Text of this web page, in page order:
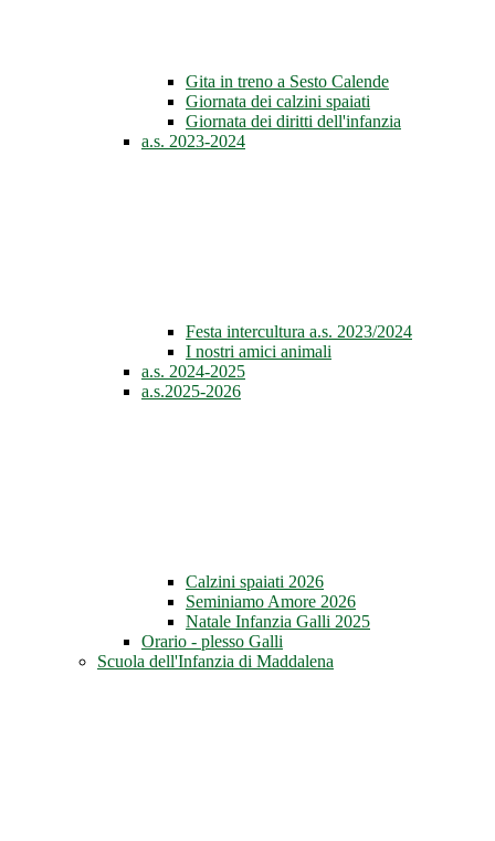
Gita in treno a Sesto Calende
Giornata dei calzini spaiati
Giornata dei diritti dell'infanzia
a.s. 2023-2024
Festa intercultura a.s. 2023/2024
I nostri amici animali
a.s. 2024-2025
a.s.2025-2026
Calzini spaiati 2026
Seminiamo Amore 2026
Natale Infanzia Galli 2025
Orario - plesso Galli
Scuola dell'Infanzia di Maddalena